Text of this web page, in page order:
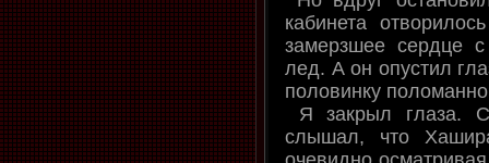
кабинета
замерзшее сердце
лед. А он опустил
половинку
Я закрыл глаза.
слышал, что